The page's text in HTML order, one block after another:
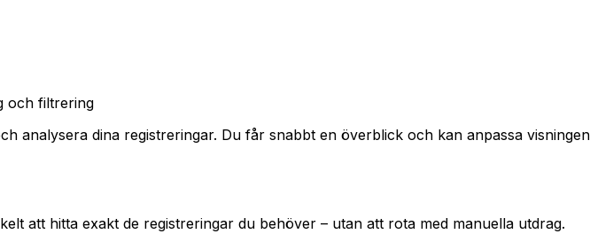
och filtrering
analysera dina registreringar. Du får snabbt en överblick och kan anpassa visningen
att hitta exakt de registreringar du behöver – utan att rota med manuella utdrag.